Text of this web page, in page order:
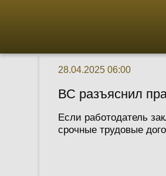
28.04.2025 06:00
ВС разъяснил
Если работодатель
срочные трудовые